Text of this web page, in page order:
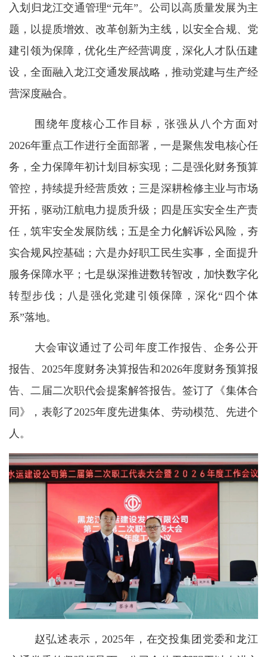
入划归龙江交通管理“元年”。公司以高质量发展为主
题，以提质增效、改革创新为主线，以安全合规、党
建引领为保障，优化生产经营调度，深化人才队伍建
设，全面融入龙江交通发展战略，推动党建与生产经
营深度融合。
围绕年度核心工作目标，张强从八个方面对
2026年重点工作进行全面部署，一是聚焦发电核心任
务，全力保障年初计划目标实现；二是强化财务预算
管控，持续提升经营质效；三是深耕检修主业与市场
开拓，驱动江航电力提质升级；四是压实安全生产责
任，筑牢安全发展防线；五是全力化解诉讼风险，夯
实合规风控基础；六是办好职工民生实事，全面提升
服务保障水平；七是纵深推进数转智改，加快数字化
转型步伐；八是强化党建引领保障，深化“四个体
系”落地。
大会审议通过了公司年度工作报告、企务公开
报告、2025年度财务决算报告和2026年度财务预算报
告、二届二次职代会提案解答报告。签订了《集体合
同》，表彰了2025年度先进集体、劳动模范、先进个
人。
赵弘述表示，2025年，在交投集团党委和龙江